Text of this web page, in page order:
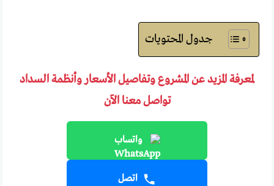
جدول المحتويات
لمعرفة المزيد عن المشروع وتفاصيل الأسعار وأنظمة السداد
تواصل معنا الآن
واتساب
اتصل